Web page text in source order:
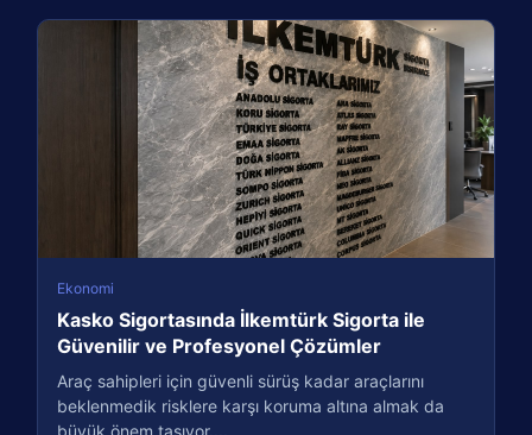
Ekonomi
Kasko Sigortasında İlkemtürk Sigorta ile
Güvenilir ve Profesyonel Çözümler
Araç sahipleri için güvenli sürüş kadar araçlarını
beklenmedik risklere karşı koruma altına almak da